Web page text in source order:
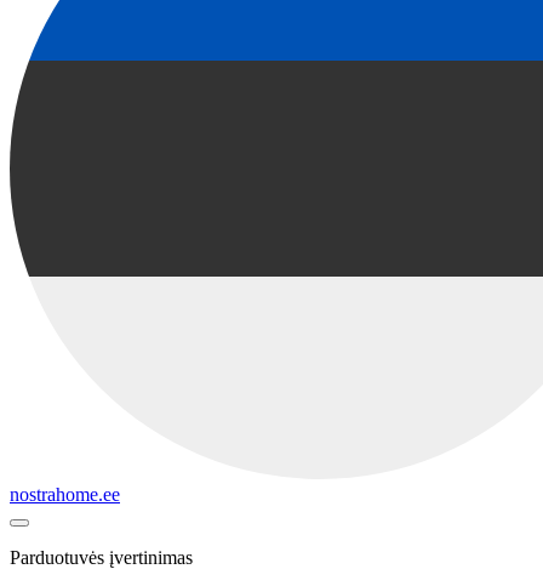
nostrahome.ee
Parduotuvės įvertinimas